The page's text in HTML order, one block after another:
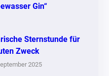
Gin“
Sternstunde für
Zweck
2025